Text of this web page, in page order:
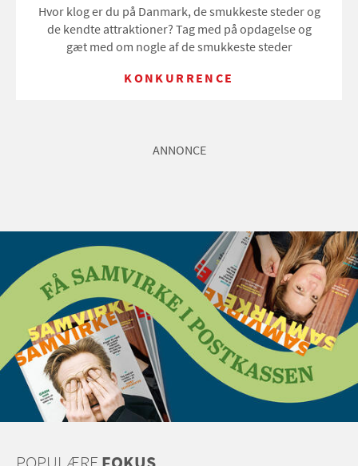
Hvor klog er du på Danmark, de smukkeste steder og
de kendte attraktioner? Tag med på opdagelse og
gæt med om nogle af de smukkeste steder
KONKURRENCE
ANNONCE